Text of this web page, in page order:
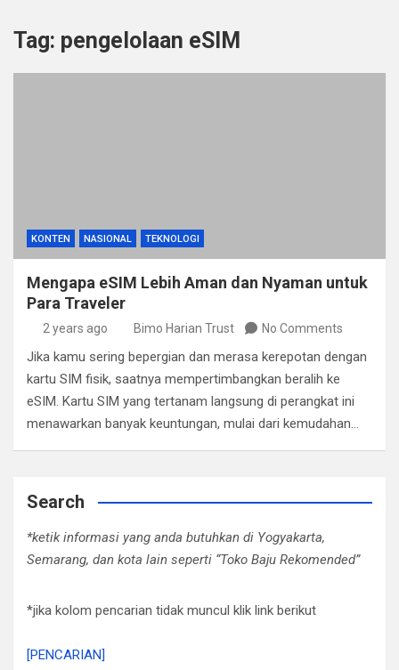
Tag: pengelolaan eSIM
KONTEN NASIONAL TEKNOLOGI
Mengapa eSIM Lebih Aman dan Nyaman untuk
Para Traveler
2 years ago Bimo Harian Trust No Comments
Jika kamu sering bepergian dan merasa kerepotan dengan
kartu SIM fisik, saatnya mempertimbangkan beralih ke
eSIM. Kartu SIM yang tertanam langsung di perangkat ini
menawarkan banyak keuntungan, mulai dari kemudahan…
Search
*ketik informasi yang anda butuhkan di Yogyakarta,
Semarang, dan kota lain seperti “Toko Baju Rekomended”
*jika kolom pencarian tidak muncul klik link berikut
[PENCARIAN]